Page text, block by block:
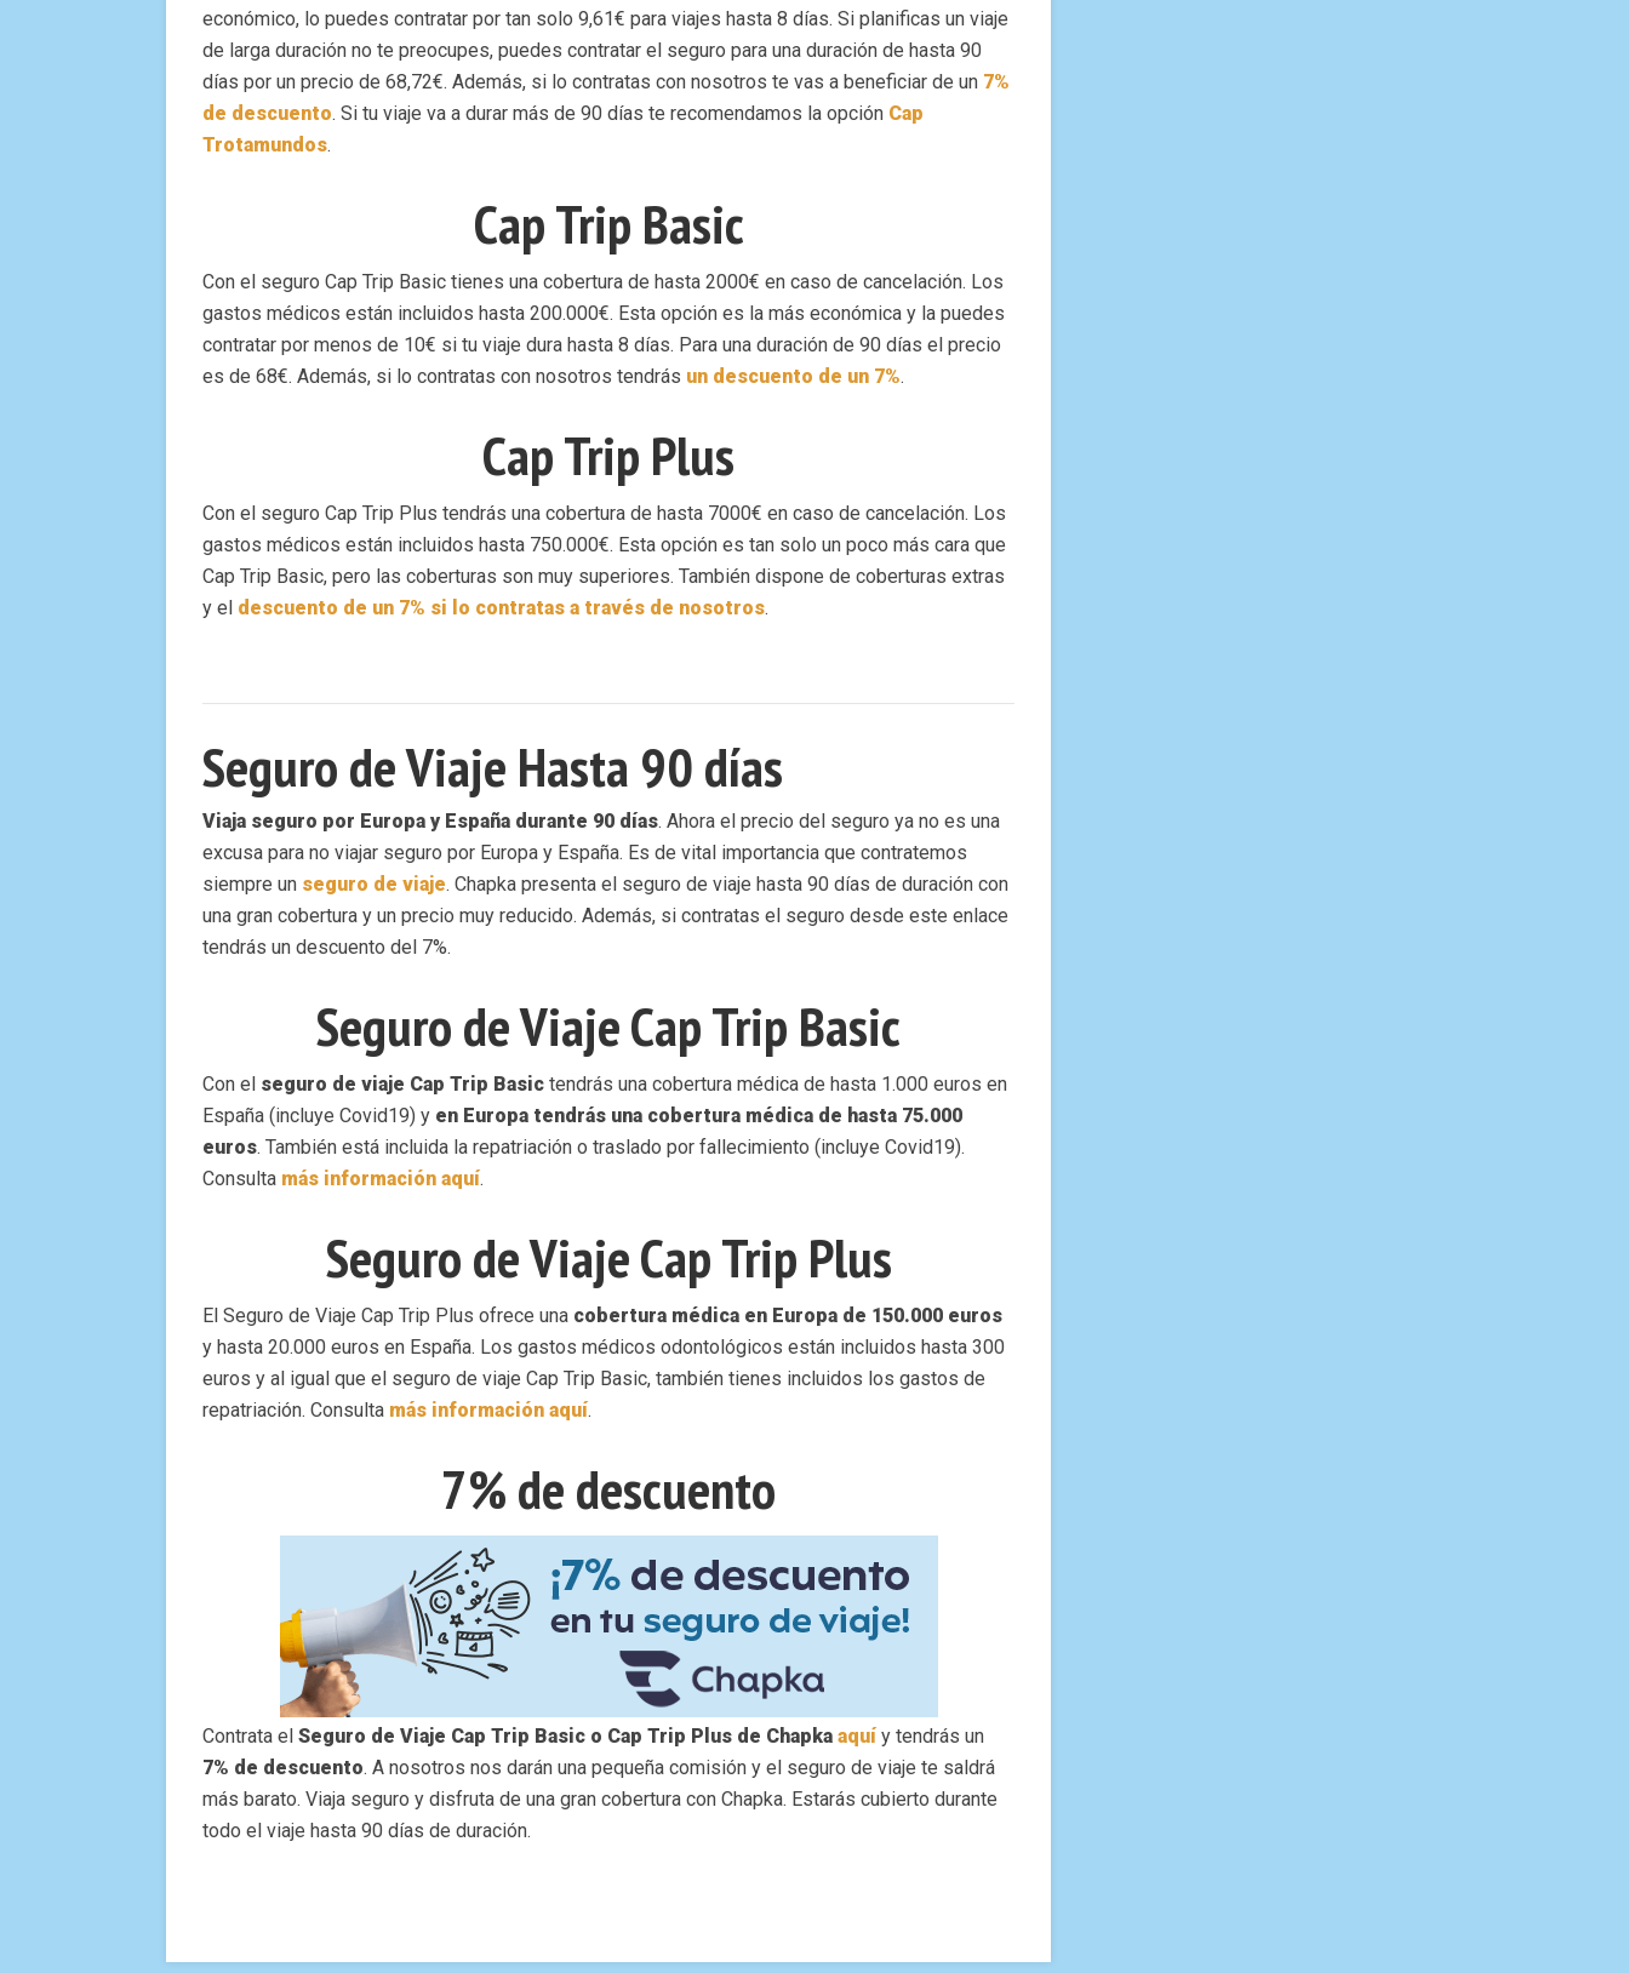
económico, lo puedes contratar por tan solo 9,61€ para viajes hasta 8 días. Si planificas un viaje
de larga duración no te preocupes, puedes contratar el seguro para una duración de hasta 90
días por un precio de 68,72€. Además, si lo contratas con nosotros te vas a beneficiar de un 7%
de descuento. Si tu viaje va a durar más de 90 días te recomendamos la opción Cap
Trotamundos.
Cap Trip Basic
Con el seguro Cap Trip Basic tienes una cobertura de hasta 2000€ en caso de cancelación. Los
gastos médicos están incluidos hasta 200.000€. Esta opción es la más económica y la puedes
contratar por menos de 10€ si tu viaje dura hasta 8 días. Para una duración de 90 días el precio
es de 68€. Además, si lo contratas con nosotros tendrás un descuento de un 7%.
Cap Trip Plus
Con el seguro Cap Trip Plus tendrás una cobertura de hasta 7000€ en caso de cancelación. Los
gastos médicos están incluidos hasta 750.000€. Esta opción es tan solo un poco más cara que
Cap Trip Basic, pero las coberturas son muy superiores. También dispone de coberturas extras
y el descuento de un 7% si lo contratas a través de nosotros.
Seguro de Viaje Hasta 90 días
Viaja seguro por Europa y España durante 90 días. Ahora el precio del seguro ya no es una
excusa para no viajar seguro por Europa y España. Es de vital importancia que contratemos
siempre un seguro de viaje. Chapka presenta el seguro de viaje hasta 90 días de duración con
una gran cobertura y un precio muy reducido. Además, si contratas el seguro desde este enlace
tendrás un descuento del 7%.
Seguro de Viaje Cap Trip Basic
Con el seguro de viaje Cap Trip Basic tendrás una cobertura médica de hasta 1.000 euros en
España (incluye Covid19) y en Europa tendrás una cobertura médica de hasta 75.000
euros. También está incluida la repatriación o traslado por fallecimiento (incluye Covid19).
Consulta más información aquí.
Seguro de Viaje Cap Trip Plus
El Seguro de Viaje Cap Trip Plus ofrece una cobertura médica en Europa de 150.000 euros
y hasta 20.000 euros en España. Los gastos médicos odontológicos están incluidos hasta 300
euros y al igual que el seguro de viaje Cap Trip Basic, también tienes incluidos los gastos de
repatriación. Consulta más información aquí.
7% de descuento
Contrata el Seguro de Viaje Cap Trip Basic o Cap Trip Plus de Chapka aquí y tendrás un
7% de descuento. A nosotros nos darán una pequeña comisión y el seguro de viaje te saldrá
más barato. Viaja seguro y disfruta de una gran cobertura con Chapka. Estarás cubierto durante
todo el viaje hasta 90 días de duración.